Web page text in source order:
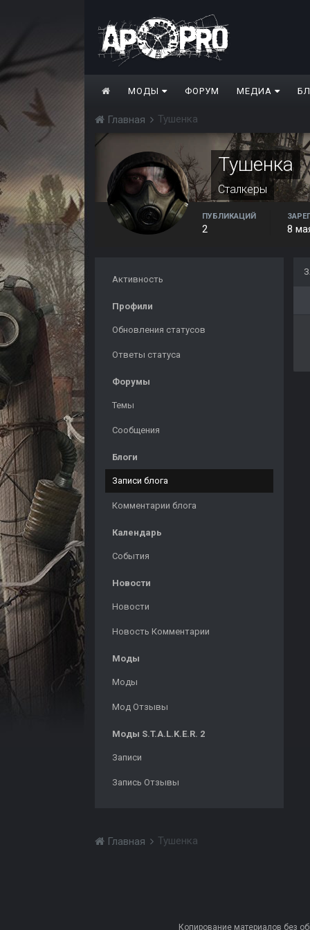
МОДЫ ФОРУМ МЕДИА
Главная Тушенка
Тушенка
Сталкеры
ПУБЛИКАЦИЙ
2 8
Активность
Профили
Обновления статусов
Ответы статуса
Форумы
Темы
Сообщения
Блоги
Записи блога
Комментарии блога
Календарь
События
Новости
Новости
Новость Комментарии
Моды
Моды
Мод Отзывы
Моды S.T.A.L.K.E.R. 2
Записи
Запись Отзывы
Главная Тушенка
Копирование материалов без